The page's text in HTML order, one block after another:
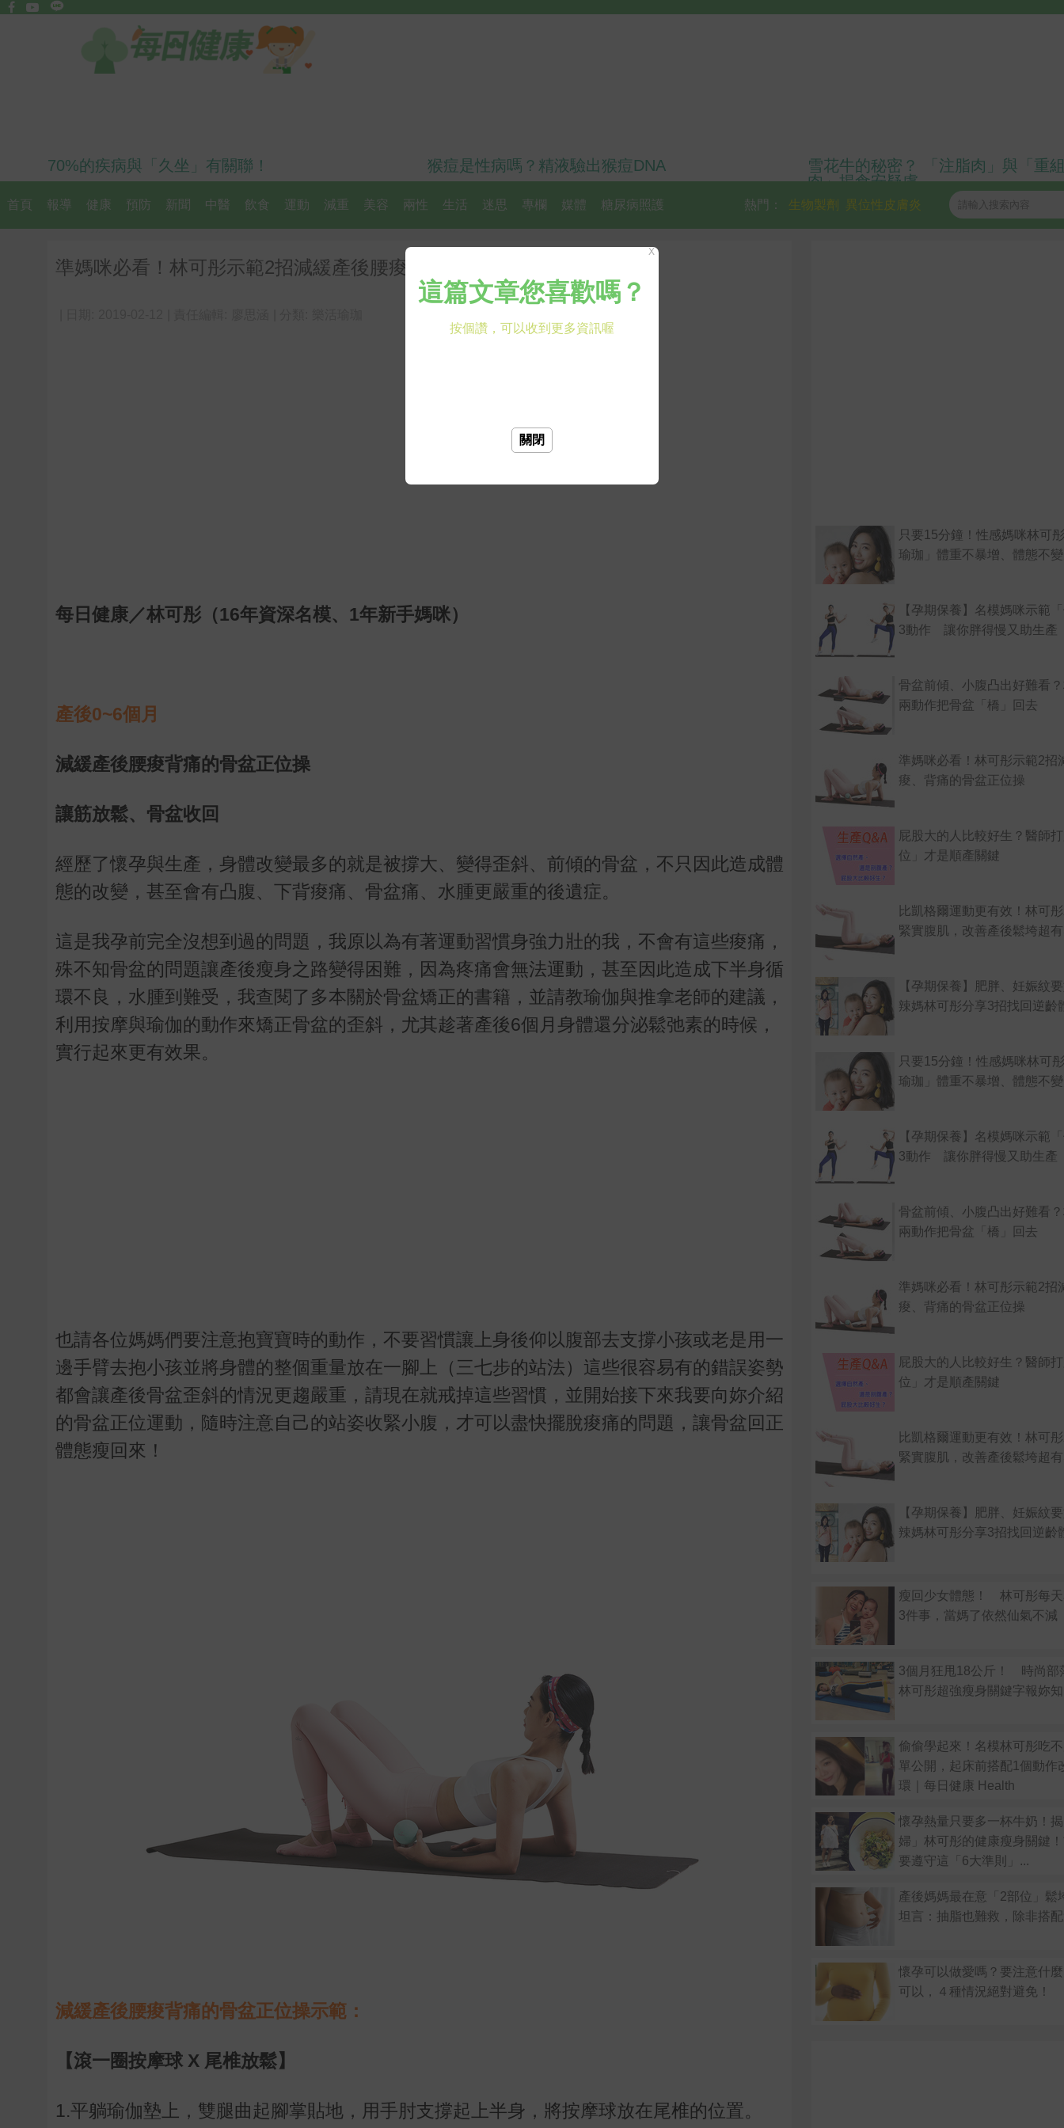
70%的疾病與「久坐」有關聯！ 猴痘是性病嗎？精液驗出猴痘DNA
雪花牛的秘密？ 「注脂肉」與「重
肉」揭食安疑慮
首頁 報導 健康 預防 新聞 中醫 飲食 運動 減重 美容 兩性 生活 迷思 專欄 媒體 糖尿病照護 異位性皮膚炎
生物製劑
熱門：
準媽咪必看！林可彤示範2招減緩產後腰痠、背痛的骨盆正位操
每日健康／林可彤（16年資深名模、1年新手媽咪）
產後0~6個月
減緩產後腰痠背痛的骨盆正位操
讓筋放鬆、骨盆收回
經歷了懷孕與生產，身體改變最多的就是被撐大、變得歪斜、前傾的骨盆，不只因此造成體
態的改變，甚至會有凸腹、下背痠痛、骨盆痛、水腫更嚴重的後遺症。
這是我孕前完全沒想到過的問題，我原以為有著運動習慣身強力壯的我，不會有這些痠痛，
殊不知骨盆的問題讓產後瘦身之路變得困難，因為疼痛會無法運動，甚至因此造成下半身循
環不良，水腫到難受，我查閱了多本關於骨盆矯正的書籍，並請教瑜伽與推拿老師的建議，
利用按摩與瑜伽的動作來矯正骨盆的歪斜，尤其趁著產後6個月身體還分泌鬆弛素的時候，
實行起來更有效果。
也請各位媽媽們要注意抱寶寶時的動作，不要習慣讓上身後仰以腹部去支撐小孩或老是用一
邊手臂去抱小孩並將身體的整個重量放在一腳上（三七步的站法）這些很容易有的錯誤姿勢
都會讓產後骨盆歪斜的情況更趨嚴重，請現在就戒掉這些習慣，並開始接下來我要向妳介紹
的骨盆正位運動，隨時注意自己的站姿收緊小腹，才可以盡快擺脫痠痛的問題，讓骨盆回正
體態瘦回來！
減緩產後腰痠背痛的骨盆正位操示範：
【滾一圈按摩球 X 尾椎放鬆】
1.平躺瑜伽墊上，雙腿曲起腳掌貼地，用手肘支撐起上半身，將按摩球放在尾椎的位置。
只要15分鐘！性感媽咪林可
瑜珈」體重不暴增、體態不
【孕期保養】名模媽咪示範
3動作 讓你胖得慢又助生產
骨盆前傾、小腹凸出好難看
兩動作把骨盆「橋」回去
準媽咪必看！林可彤示範2招
痠、背痛的骨盆正位操
屁股大的人比較好生？醫師
位」才是順產關鍵
比凱格爾運動更有效！林可
緊實腹肌，改善產後鬆垮超
【孕期保養】肥胖、妊娠紋
辣媽林可彤分享3招找回逆齡
只要15分鐘！性感媽咪林可
瑜珈」體重不暴增、體態不
【孕期保養】名模媽咪示範
3動作 讓你胖得慢又助生產
骨盆前傾、小腹凸出好難看
兩動作把骨盆「橋」回去
準媽咪必看！林可彤示範2招
痠、背痛的骨盆正位操
屁股大的人比較好生？醫師
位」才是順產關鍵
比凱格爾運動更有效！林可
緊實腹肌，改善產後鬆垮超
【孕期保養】肥胖、妊娠紋
辣媽林可彤分享3招找回逆齡
瘦回少女體態！ 林可彤每
3件事，當媽了依然仙氣不減
3個月狂甩18公斤！ 時尚部
林可彤超強瘦身關鍵字報妳知
偷偷學起來！名模林可彤吃
單公開，起床前搭配1個動作
環｜每日健康 Health
懷孕熱量只要多一杯牛奶！
婦」林可彤的健康瘦身關鍵
要遵守這「6大準則」...
產後媽媽最在意「2部位」鬆
坦言：抽脂也難救，除非搭
懷孕可以做愛嗎？要注意什
可以，４種情況絕對避免！
X
關閉